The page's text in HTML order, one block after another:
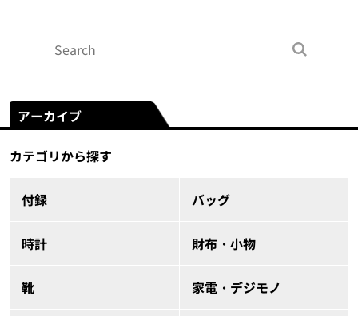
アーカイブ
カテゴリから探す
付録 バッグ
時計 財布・小物
靴 家電・デジモノ